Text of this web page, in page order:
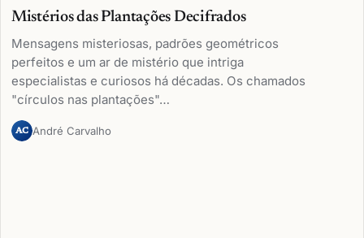
Mistérios das Plantações Decifrados
Mensagens misteriosas, padrões geométricos
perfeitos e um ar de mistério que intriga
especialistas e curiosos há décadas. Os chamados
"círculos nas plantações"…
AC André Carvalho